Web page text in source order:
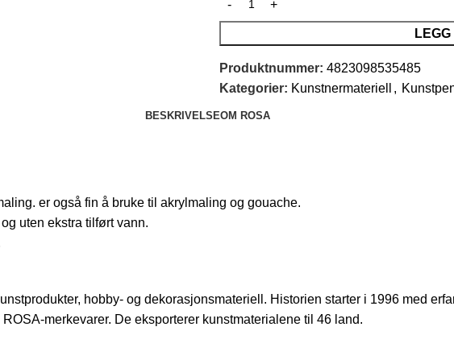
Produktnummer: 4823098535485
Kategorier: Kunstnermateriell ,
BESKRIVELSEOM ROSA
er også fin å bruke til akrylmaling og gouache.
uten ekstra tilført vann.
hobby- og dekorasjonsmateriell. Historien starter i 1996 med
merkevarer. De eksporterer kunstmaterialene til 46 land.